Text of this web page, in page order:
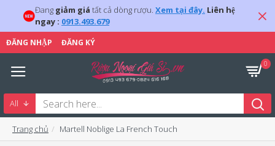
Đang giảm giá tất cả dòng rượu. Xem tại đây. Liên hệ
ngay : 0913.493.679
ĐĂNG NHẬP ĐĂNG KÝ
0
All
Trang chủ Martell Noblige La French Touch